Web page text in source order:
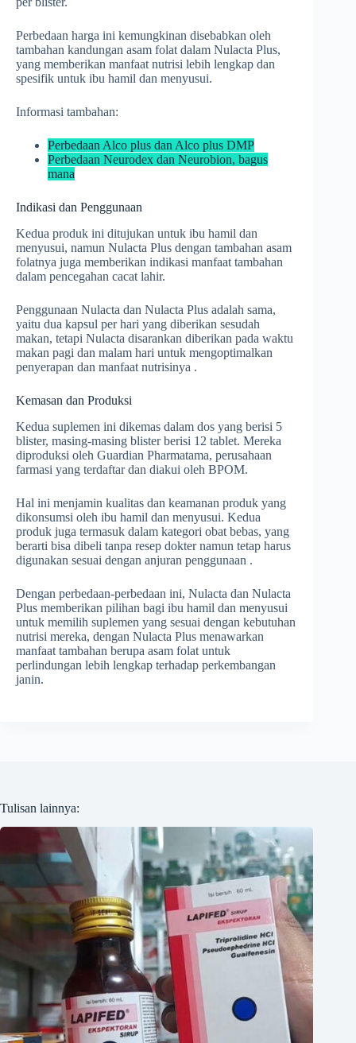
Perbedaan harga ini kemungkinan disebabkan oleh
tambahan kandungan asam folat dalam Nulacta Plus,
yang memberikan manfaat nutrisi lebih lengkap dan
spesifik untuk ibu hamil dan menyusui.
Informasi tambahan:
Perbedaan Alco plus dan Alco plus DMP
Perbedaan Neurodex dan Neurobion, bagus
mana
Indikasi dan Penggunaan
Kedua produk ini ditujukan untuk ibu hamil dan
menyusui, namun Nulacta Plus dengan tambahan asam
folatnya juga memberikan indikasi manfaat tambahan
dalam pencegahan cacat lahir.
Penggunaan Nulacta dan Nulacta Plus adalah sama,
yaitu dua kapsul per hari yang diberikan sesudah
makan, tetapi Nulacta disarankan diberikan pada waktu
makan pagi dan malam hari untuk mengoptimalkan
penyerapan dan manfaat nutrisinya .
Kemasan dan Produksi
Kedua suplemen ini dikemas dalam dos yang berisi 5
blister, masing-masing blister berisi 12 tablet. Mereka
diproduksi oleh Guardian Pharmatama, perusahaan
farmasi yang terdaftar dan diakui oleh BPOM.
Hal ini menjamin kualitas dan keamanan produk yang
dikonsumsi oleh ibu hamil dan menyusui. Kedua
produk juga termasuk dalam kategori obat bebas, yang
berarti bisa dibeli tanpa resep dokter namun tetap harus
digunakan sesuai dengan anjuran penggunaan .
Dengan perbedaan-perbedaan ini, Nulacta dan Nulacta
Plus memberikan pilihan bagi ibu hamil dan menyusui
untuk memilih suplemen yang sesuai dengan kebutuhan
nutrisi mereka, dengan Nulacta Plus menawarkan
manfaat tambahan berupa asam folat untuk
perlindungan lebih lengkap terhadap perkembangan
janin.
Tulisan lainnya: